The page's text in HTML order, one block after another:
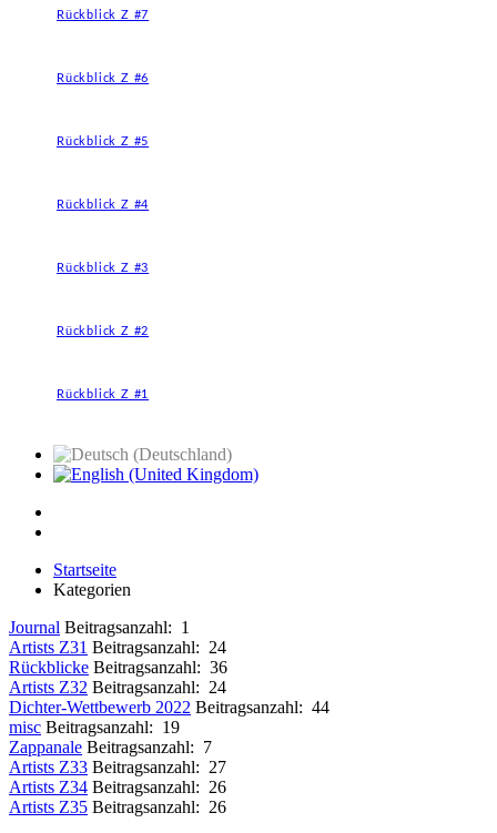
Rückblick Z #7
Rückblick Z #6
Rückblick Z #5
Rückblick Z #4
Rückblick Z #3
Rückblick Z #2
Rückblick Z #1
Startseite
Kategorien
Journal Beitragsanzahl: 1
Artists Z31 Beitragsanzahl: 24
Rückblicke Beitragsanzahl: 36
Artists Z32 Beitragsanzahl: 24
Dichter-Wettbewerb 2022 Beitragsanzahl: 44
misc Beitragsanzahl: 19
Zappanale Beitragsanzahl: 7
Artists Z33 Beitragsanzahl: 27
Artists Z34 Beitragsanzahl: 26
Artists Z35 Beitragsanzahl: 26